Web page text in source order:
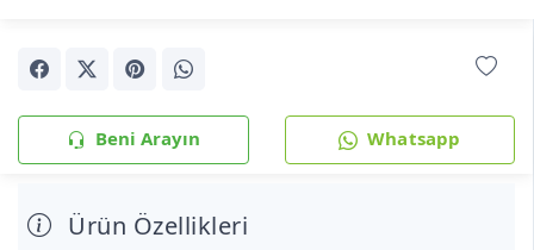
Beni Arayın Whatsapp
Ürün Özellikleri